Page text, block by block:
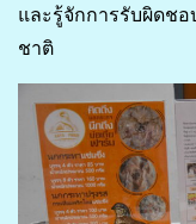
และรู้จักการรับผิดช
ชาติ